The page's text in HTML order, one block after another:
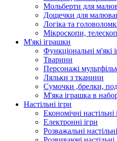
Мольберти для
Дощечки для
Логіка та
Мікроскопи,
М'які іграшки
Функціональні м'які
Тварини
Персонажі
Ляльки з тканини
Сумочки ,брелки,
М'яка іграшка в
Настільні ігри
Економічні настільні
Електронні ігри
Розважальні